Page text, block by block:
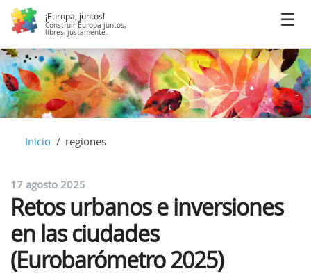
¡Europa, juntos!
Construir Europa juntos,
libres, justamente.
Inicio regiones
17 agosto 2025
Retos urbanos e inversiones
en las ciudades
(Eurobarómetro 2025)